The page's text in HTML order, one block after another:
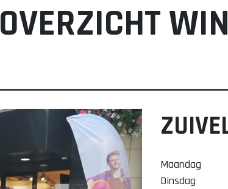
OVERZICHT
Maandag
Dinsdag